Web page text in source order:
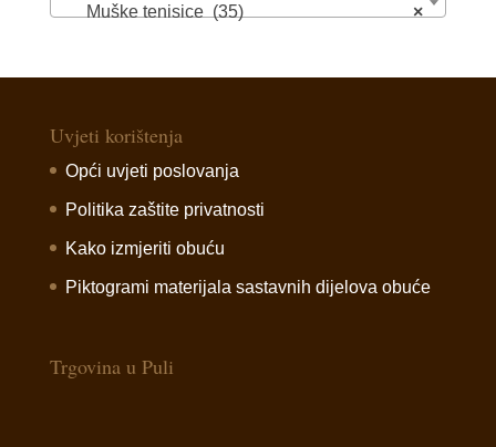
×
Muške tenisice (35)
Uvjeti korištenja
Opći uvjeti poslovanja
Politika zaštite privatnosti
Kako izmjeriti obuću
Piktogrami materijala sastavnih dijelova obuće
Trgovina u Puli